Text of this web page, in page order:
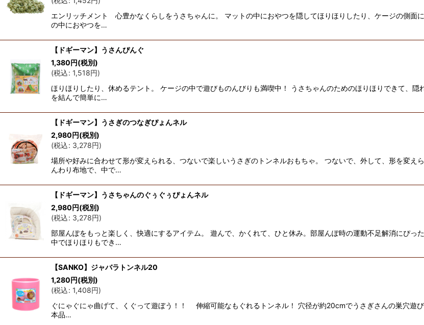
エンリッチメント 心豊かなくらしをうさちゃんに。 マットの中におやつを隠してほりほりしたり、ケージの側面
の中におやつを…
【ドギーマン】うさんぴんぐ
1,380円(税別)
(税込: 1,518円)
ほりほりしたり、休めるテント。 ケージの中で遊びものんびりも満喫中！ うさちゃんのためのほりほりできて、
を結んで簡単に…
【ドギーマン】うさぎのつなぎぴょんネル
2,980円(税別)
(税込: 3,278円)
場所や好みに合わせて形が変えられる、つないで楽しいうさぎのトンネルおもちゃ。 つないで、外して、形を変
んわり布地で、中で…
【ドギーマン】うさちゃんのぐぅぐぅぴょんネル
2,980円(税別)
(税込: 3,278円)
部屋んぽをもっと楽しく、快適にするアイテム。 遊んで、かくれて、ひと休み。部屋んぽ時の運動不足解消にぴっ
中でほりほりもでき…
【SANKO】ジャバラトンネル20
1,280円(税別)
(税込: 1,408円)
ぐにゃぐにゃ曲げて、くぐって遊ぼう！！ 伸縮可能なもぐれるトンネル！ 穴径が約20cmでうさぎさんの巣穴遊
本品…